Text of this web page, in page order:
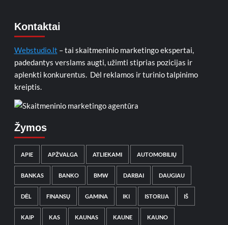
Kontaktai
Webstudio.lt – tai skaitmeninio marketingo ekspertai,
padedantys verslams augti, užimti stiprias pozicijas ir
aplenkti konkurentus. Dėl reklamos ir turinio talpinimo
kreiptis.
Žymos
APIE APŽVALGA ATLIEKAMI AUTOMOBILIŲ
BANKAS BANKO BMW DARBAI DAUGIAU
DĖL FINANSŲ GAMINA IKI ISTORIJA IŠ
KAIP KAS KAUNAS KAUNE KAUNO